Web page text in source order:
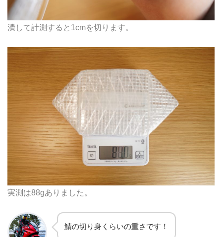
潰して計測すると1cmを切ります。
実測は88gありました。
鯖の切り身くらいの重さです！